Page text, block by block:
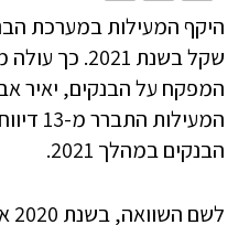
שקל בשנת
המפקח על הבנקים, יאיר
הבנקים במהלך 2021.